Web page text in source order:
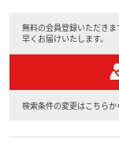
無料の会員登録いただき
早くお届けいたします。
検索条件の変更はこちらか